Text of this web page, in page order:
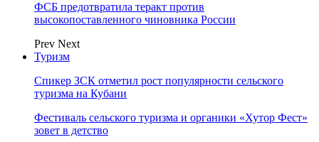
ФСБ предотвратила теракт против
высокопоставленного чиновника России
Prev Next
Туризм
Спикер ЗСК отметил рост популярности сельского
туризма на Кубани
Фестиваль сельского туризма и органики «Хутор Фест»
зовет в детство